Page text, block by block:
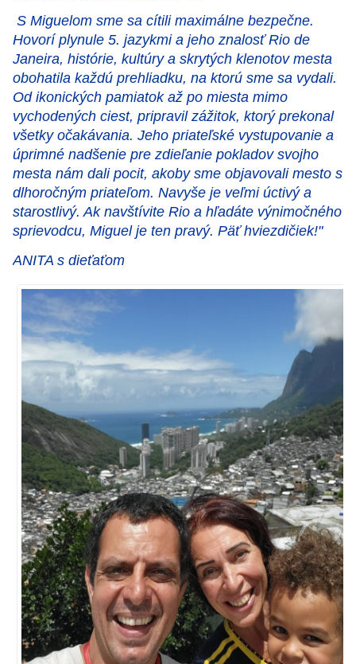
S Miguelom sme sa cítili maximálne bezpečne.
Hovorí plynule 5. jazykmi a jeho znalosť Rio de
Janeira, histórie, kultúry a skrytých klenotov mesta
obohatila každú prehliadku, na ktorú sme sa vydali.
Od ikonických pamiatok až po miesta mimo
vychodených ciest, pripravil zážitok, ktorý prekonal
všetky očakávania. Jeho priateľské vystupovanie a
úprimné nadšenie pre zdieľanie pokladov svojho
mesta nám dali pocit, akoby sme objavovali mesto s
dlhoročným priateľom. Navyše je veľmi úctivý a
starostlivý. Ak navštívite Rio a hľadáte výnimočného
sprievodcu, Miguel je ten pravý. Päť hviezdičiek!"
ANITA s dieťaťom